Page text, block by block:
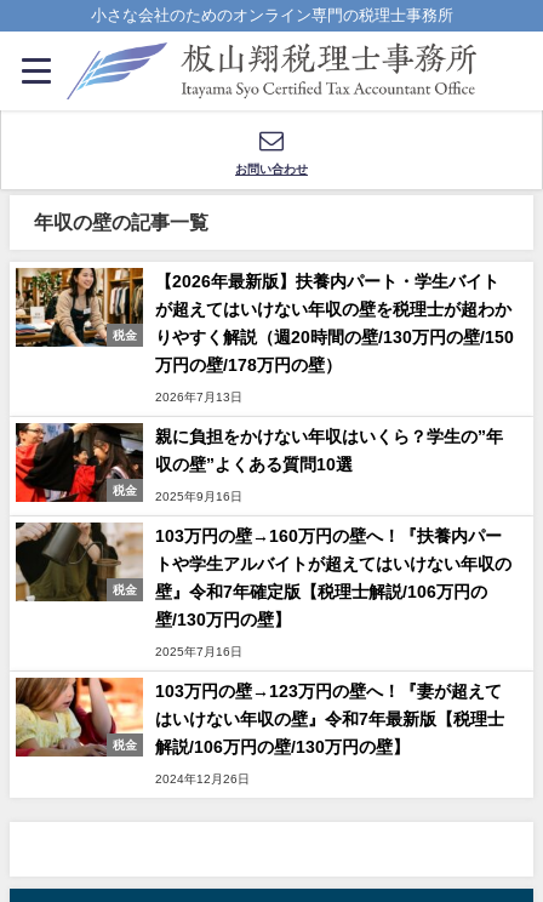
小さな会社のためのオンライン専門の税理士事務所
お問い合わせ
年収の壁の記事一覧
税金
【2026年最新版】扶養内パート・学生バイト
が超えてはいけない年収の壁を税理士が超わか
りやすく解説（週20時間の壁/130万円の壁/150
万円の壁/178万円の壁）
2026年7月13日
税金
親に負担をかけない年収はいくら？学生の”年
収の壁”よくある質問10選
2025年9月16日
税金
103万円の壁→160万円の壁へ！『扶養内パー
トや学生アルバイトが超えてはいけない年収の
壁』令和7年確定版【税理士解説/106万円の
壁/130万円の壁】
2025年7月16日
税金
103万円の壁→123万円の壁へ！『妻が超えて
はいけない年収の壁』令和7年最新版【税理士
解説/106万円の壁/130万円の壁】
2024年12月26日